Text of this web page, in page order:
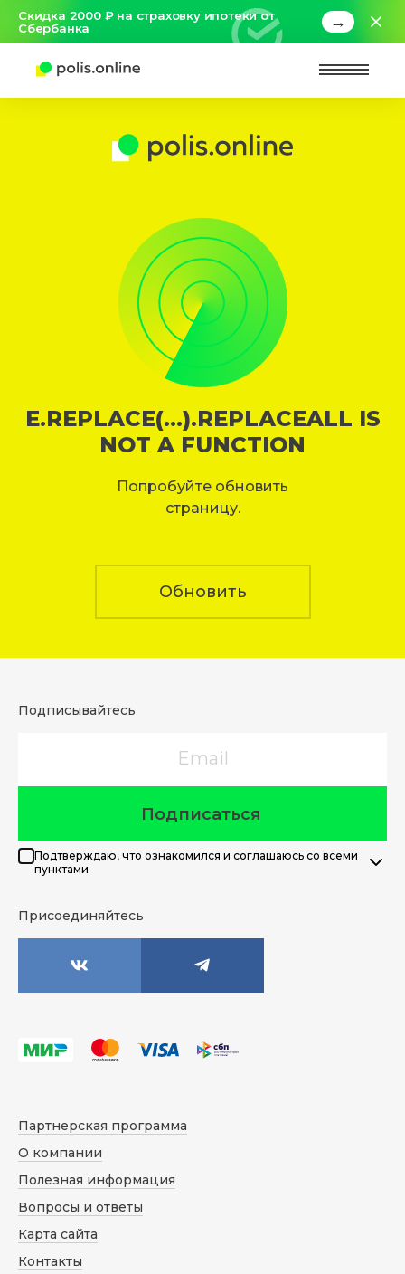
Скидка 2000 ₽ на страховку ипотеки от
Сбербанка
→
E.REPLACE(...).REPLACEALL IS
NOT A FUNCTION
Попробуйте обновить
страницу.
Обновить
Подписывайтесь
Подписаться
Подтверждаю, что ознакомился и соглашаюсь со всеми
пунктами
Присоединяйтесь
Партнерская программа
О компании
Полезная информация
Вопросы и ответы
Карта сайта
Контакты